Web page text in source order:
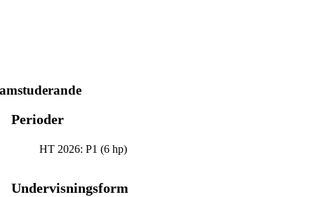
Perioder
HT 2026: P1 (6 hp)
Undervisningsform